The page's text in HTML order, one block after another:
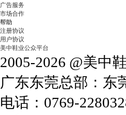
广告服务
市场合作
帮助
注册协议
用户协议
美中鞋业公众平台
2005-2026 @美中
广东东莞总部：东
电话：0769-